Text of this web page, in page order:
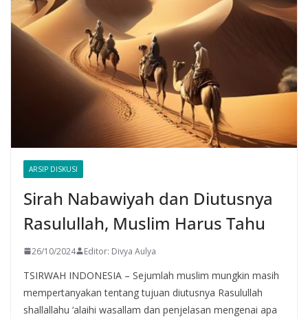
ARSIP DISKUSI
Sirah Nabawiyah dan Diutusnya
Rasulullah, Muslim Harus Tahu
26/10/2024 Editor: Divya Aulya
TSIRWAH INDONESIA – Sejumlah muslim mungkin masih
mempertanyakan tentang tujuan diutusnya Rasulullah
shallallahu ‘alaihi wasallam dan penjelasan mengenai apa